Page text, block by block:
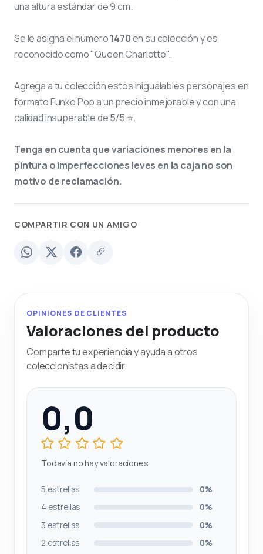
una altura estándar de 9 cm.
Se le asigna el número1470en su colección y es
reconocido como "Queen Charlotte".
Agrega a tu colección estos inigualables personajes en
formato Funko Pop a un precio inmejorable y con una
calidad insuperable de 5/5 ⭐.
Tenga en cuenta que variaciones menores en la
pintura o imperfecciones leves en la caja no son
motivo de reclamación.
COMPARTIR CON UN AMIGO
OPINIONES DE CLIENTES
Valoraciones del producto
Comparte tu experiencia y ayuda a otros
coleccionistas a decidir.
0,0
Todavía no hay valoraciones
5 estrellas
0%
4 estrellas
0%
3 estrellas
0%
2 estrellas
0%